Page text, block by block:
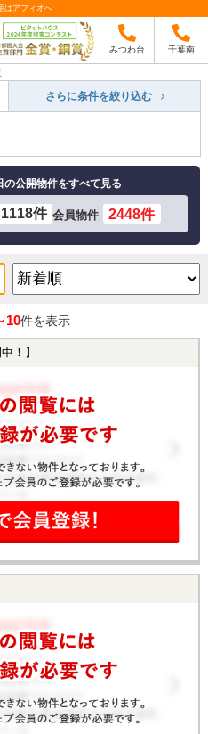
はアフィオへ
みつわ台 千葉南
さらに条件を絞り込む
の公開物件をすべて見る
1118件 会員物件 2448件
10件を表示
！】